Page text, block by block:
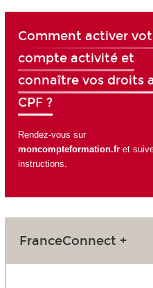
Comment activer
compte activité et
connaître vos droits
CPF ?
Rendez-vous sur
moncompteformation.fr et
instructions.
FranceConnect +